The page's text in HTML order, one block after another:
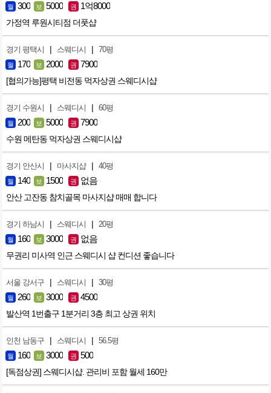
월 300 보 5000 권 1억8000
가정역 루원시티점 더풋샵
경기 평택시 | 스웨디시 | 70평
월 170 보 2000 권 7900
[협의가능]평택 비전동 먹자상권 스웨디시샵
경기 수원시 | 스웨디시 | 60평
월 200 보 5000 권 7900
수원 메탄동 먹자상권 스웨디시샵
경기 안산시 | 마사지샵 | 40평
월 140 보 1500 권 없음
안산 고잔동 참치골목 마사지샵 매매 합니다
경기 하남시 | 스웨디시 | 20평
월 160 보 3000 권 없음
무권리 미사역 인근 스웨디시 샵 컨디션 좋습니다
서울 강서구 | 스웨디시 | 30평
월 260 보 3000 권 4500
발산역 1번출구 1분거리 3층 최고 상권 위치
인천 남동구 | 스웨디시 | 56.5평
월 160 보 3000 권 500
[독점상권] 스웨디시샵. 관리비 포함 월세 160만